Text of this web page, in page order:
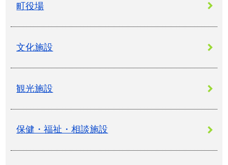
町役場
文化施設
観光施設
保健・福祉・相談施設